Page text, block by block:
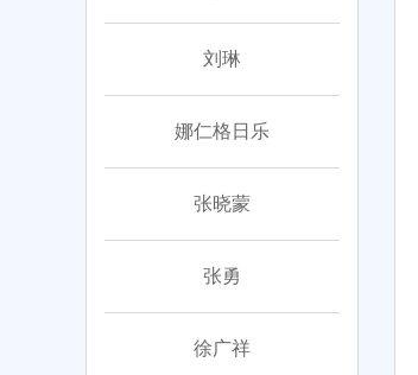
刘琳
娜仁格日乐
张晓蒙
张勇
徐广祥